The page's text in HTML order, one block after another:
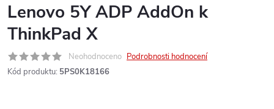
Lenovo 5Y ADP AddOn k
ThinkPad X
Neohodnoceno Podrobnosti hodnocení
Kód produktu: 5PS0K18166